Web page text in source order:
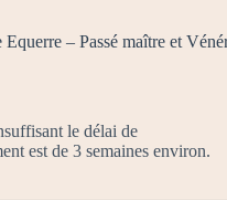
Equerre – Passé maître et
le délai de
est de 3 semaines environ.